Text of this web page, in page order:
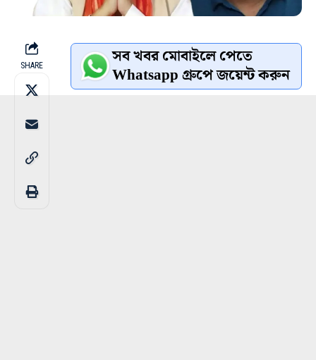
SHARE সব খবর মোবাইলে পেতে
Whatsapp গ্রুপে জয়েন্ট করুন